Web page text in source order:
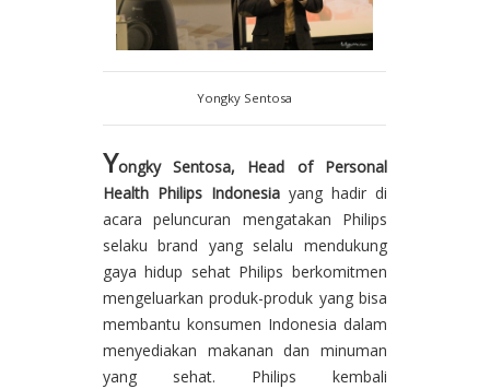
Yongky Sentosa
Yongky Sentosa, Head of Personal
Health Philips Indonesiayang hadir di
acara peluncuran mengatakan Philips
selaku brand yang selalu mendukung
gaya hidup sehat Philips berkomitmen
mengeluarkan produk-produk yang bisa
membantu konsumen Indonesia dalam
menyediakan makanan dan minuman
yang sehat. Philips kembali